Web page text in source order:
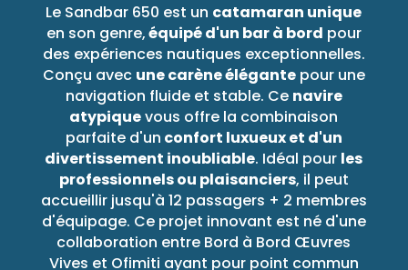
Le Sandbar 650 est un catamaran unique
en son genre,équipé d'un bar à bord pour
des expériences nautiques exceptionnelles.
Conçu avec une carène élégantepour une
navigation fluide et stable. Ce navire
atypiquevous offre la combinaison
parfaite d'un confort luxueux et d'un
divertissement inoubliable. Idéal pour les
professionnels ou plaisanciers, il peut
accueillir jusqu'à 12 passagers + 2 membres
d'équipage. Ce projet innovant est né d'une
collaboration entre Bord à Bord Œuvres
Vives et Ofimiti ayant pour point commun